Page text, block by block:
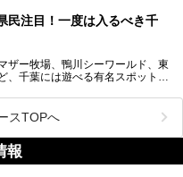
、サウナ、岩盤浴のほか、高濃度
処や食事処、展望抜群の屋上ま
楽しめます。
でも、特におススメしたい3つの
お届けします。読めばきっと、行
民注目！一度は入るべき千
ザー牧場、鴨川シーワールド、東
、千葉には遊べる有名スポットが
、つい最近まで千葉在住だった私
べき千葉の温泉・スパ34選をま
スTOPへ
報